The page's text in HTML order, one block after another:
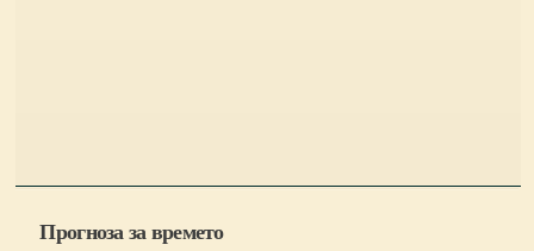
Прогноза за времето